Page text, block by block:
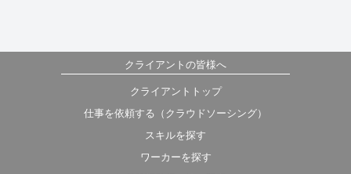
クライアントの皆様へ
クライアントトップ
仕事を依頼する（クラウドソーシング）
スキルを探す
ワーカーを探す